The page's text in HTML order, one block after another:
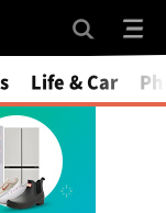
Life & Car